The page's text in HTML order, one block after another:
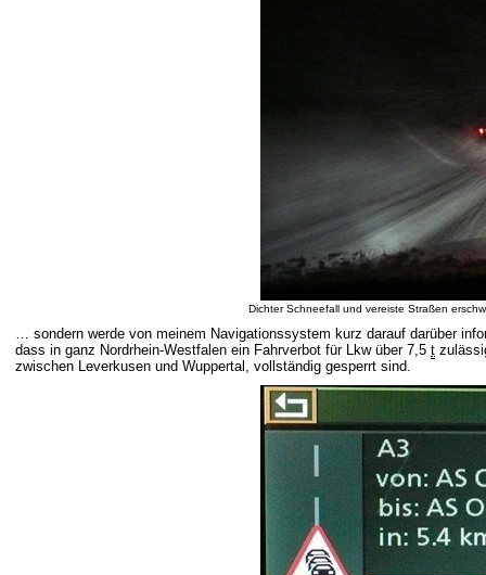
Dichter Schneefall und vereiste Straßen
… sondern werde von meinem Navigationssystem kurz darauf darüber
dass in ganz Nordrhein-Westfalen ein Fahrverbot für Lkw über 7,5 t
zwischen Leverkusen und Wuppertal, vollständig gesperrt sind.